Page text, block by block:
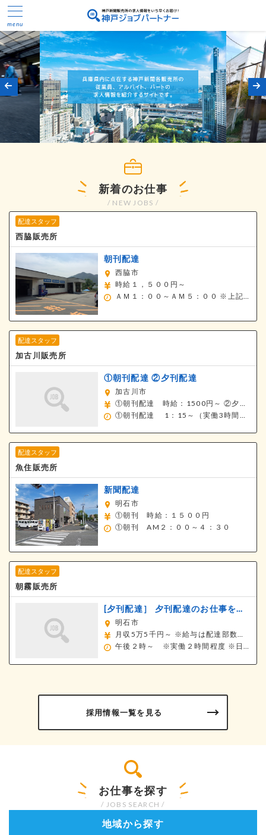
新着のお仕事
/ NEW JOBS /
配達スタッフ
西脇販売所
朝刊配達
西脇市
時給１，５００円～
ＡＭ１：００～ＡＭ５：００ ※上記時間帯で１日１.５～３h
配達スタッフ
加古川販売所
①朝刊配達 ②夕刊配達
加古川市
①朝刊配達 時給：1500円～ ②夕刊配達 時給：1150円～
配達スタッフ
魚住販売所
新聞配達
明石市
①朝刊 時給：１５００円
①朝刊 AM２：００～４：３０
配達スタッフ
朝霧販売所
[夕刊配達］ 夕刊配達のお仕事をお任せ★
明石市
月収5万5千円～ ※給与は配達部数により設定します
午後２時～ ※実働２時間程度 ※日曜祝日休み
採用情報一覧を見る
お仕事を探す
/ JOBS SEARCH /
地域から探す